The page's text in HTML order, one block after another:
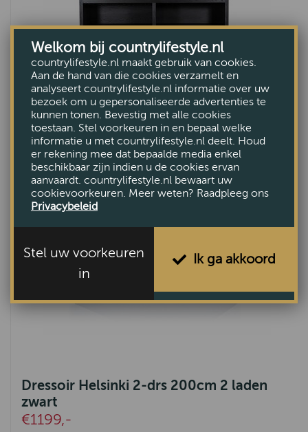
Kabinet Helsinki 200x220cm 4-drs 2
laden zwart
€2399,-
Dressoir Helsinki 2-drs 200cm 2 laden
zwart
€1199,-
Welkom bij countrylifestyle.nl
countrylifestyle.nl maakt gebruik van cookies.
Aan de hand van die cookies verzamelt en
analyseert countrylifestyle.nl informatie over uw
bezoek om u gepersonaliseerde advertenties te
kunnen tonen. Bevestig met alle cookies
toestaan. Stel voorkeuren in en bepaal welke
informatie u met countrylifestyle.nl deelt. Houd
er rekening mee dat bepaalde media enkel
beschikbaar zijn indien u de cookies ervan
aanvaardt. countrylifestyle.nl bewaart uw
cookievoorkeuren. Meer weten? Raadpleeg ons
Privacybeleid
Stel uw voorkeuren
in
Ik ga akkoord